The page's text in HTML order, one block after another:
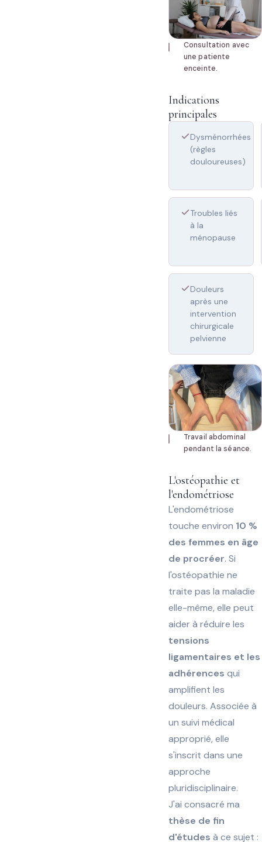
Consultation avec
une patiente
enceinte.
Indications
principales
Dysménorrhées
(règles
douloureuses)
Troubles liés
à la
ménopause
Douleurs
après une
intervention
chirurgicale
pelvienne
Travail abdominal
pendant la séance.
L'ostéopathie et
l'endométriose
L'endométriose
touche environ 10 %
des femmes en âge
de procréer. Si
l'ostéopathie ne
traite pas la maladie
elle-même, elle peut
aider à réduire les
tensions
ligamentaires et les
adhérences qui
amplifient les
douleurs. Associée à
un suivi médical
approprié, elle
s'inscrit dans une
approche
pluridisciplinaire.
J'ai consacré ma
thèse de fin
d'études à ce sujet :